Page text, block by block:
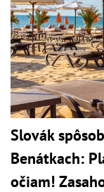
Slovák
Benátkach:
očiam!